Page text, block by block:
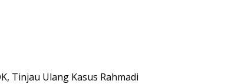
Tinjau Ulang Kasus Rahmadi